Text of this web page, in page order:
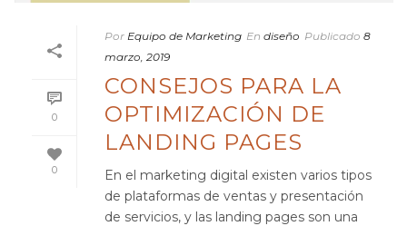
0
0
Por Equipo de Marketing En diseño Publicado 8
marzo, 2019
CONSEJOS PARA LA
OPTIMIZACIÓN DE
LANDING PAGES
En el marketing digital existen varios tipos
de plataformas de ventas y presentación
de servicios, y las landing pages son una